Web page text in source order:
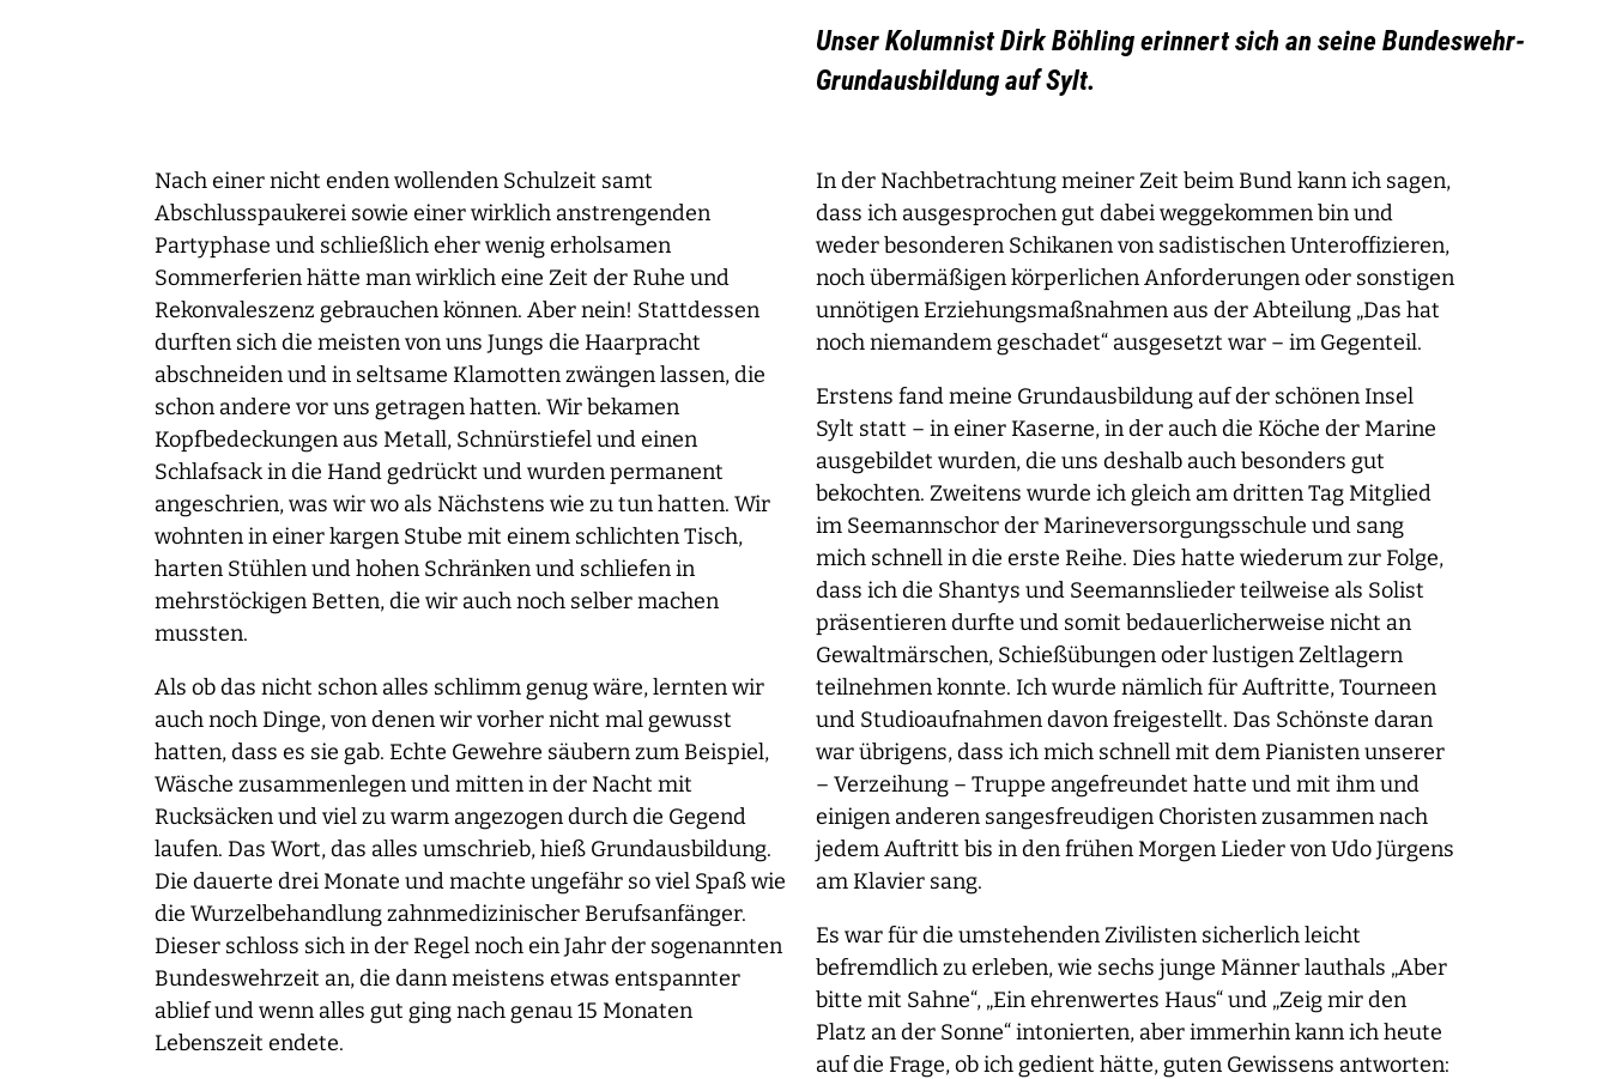
Unser Kolumnist Dirk Böhling erinnert sich an seine Bundeswehr-
Grundausbildung auf Sylt.
Nach einer nicht enden wollenden Schulzeit samt
Abschlusspaukerei sowie einer wirklich anstrengenden
Partyphase und schließlich eher wenig erholsamen
Sommerferien hätte man wirklich eine Zeit der Ruhe und
Rekonvaleszenz gebrauchen können. Aber nein! Stattdessen
durften sich die meisten von uns Jungs die Haarpracht
abschneiden und in seltsame Klamotten zwängen lassen, die
schon andere vor uns getragen hatten. Wir bekamen
Kopfbedeckungen aus Metall, Schnürstiefel und einen
Schlafsack in die Hand gedrückt und wurden permanent
angeschrien, was wir wo als Nächstens wie zu tun hatten. Wir
wohnten in einer kargen Stube mit einem schlichten Tisch,
harten Stühlen und hohen Schränken und schliefen in
mehrstöckigen Betten, die wir auch noch selber machen
mussten.
Als ob das nicht schon alles schlimm genug wäre, lernten wir
auch noch Dinge, von denen wir vorher nicht mal gewusst
hatten, dass es sie gab. Echte Gewehre säubern zum Beispiel,
Wäsche zusammenlegen und mitten in der Nacht mit
Rucksäcken und viel zu warm angezogen durch die Gegend
laufen. Das Wort, das alles umschrieb, hieß Grundausbildung.
Die dauerte drei Monate und machte ungefähr so viel Spaß wie
die Wurzelbehandlung zahnmedizinischer Berufsanfänger.
Dieser schloss sich in der Regel noch ein Jahr der sogenannten
Bundeswehrzeit an, die dann meistens etwas entspannter
ablief und wenn alles gut ging nach genau 15 Monaten
Lebenszeit endete.
In der Nachbetrachtung meiner Zeit beim Bund kann ich sagen,
dass ich ausgesprochen gut dabei weggekommen bin und
weder besonderen Schikanen von sadistischen Unteroffizieren,
noch übermäßigen körperlichen Anforderungen oder sonstigen
unnötigen Erziehungsmaßnahmen aus der Abteilung „Das hat
noch niemandem geschadet“ ausgesetzt war – im Gegenteil.
Erstens fand meine Grundausbildung auf der schönen Insel
Sylt statt – in einer Kaserne, in der auch die Köche der Marine
ausgebildet wurden, die uns deshalb auch besonders gut
bekochten. Zweitens wurde ich gleich am dritten Tag Mitglied
im Seemannschor der Marineversorgungsschule und sang
mich schnell in die erste Reihe. Dies hatte wiederum zur Folge,
dass ich die Shantys und Seemannslieder teilweise als Solist
präsentieren durfte und somit bedauerlicherweise nicht an
Gewaltmärschen, Schießübungen oder lustigen Zeltlagern
teilnehmen konnte. Ich wurde nämlich für Auftritte, Tourneen
und Studioaufnahmen davon freigestellt. Das Schönste daran
war übrigens, dass ich mich schnell mit dem Pianisten unserer
– Verzeihung – Truppe angefreundet hatte und mit ihm und
einigen anderen sangesfreudigen Choristen zusammen nach
jedem Auftritt bis in den frühen Morgen Lieder von Udo Jürgens
am Klavier sang.
Es war für die umstehenden Zivilisten sicherlich leicht
befremdlich zu erleben, wie sechs junge Männer lauthals „Aber
bitte mit Sahne“, „Ein ehrenwertes Haus“ und „Zeig mir den
Platz an der Sonne“ intonierten, aber immerhin kann ich heute
auf die Frage, ob ich gedient hätte, guten Gewissens antworten: